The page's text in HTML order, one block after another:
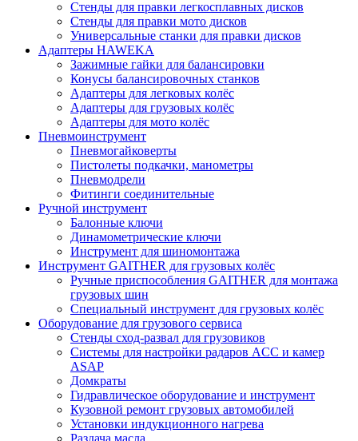
Стенды для правки легкосплавных дисков
Стенды для правки мото дисков
Универсальные станки для правки дисков
Адаптеры HAWEKA
Зажимные гайки для балансировки
Конусы балансировочных станков
Адаптеры для легковых колёс
Адаптеры для грузовых колёс
Адаптеры для мото колёс
Пневмоинструмент
Пневмогайковерты
Пистолеты подкачки, манометры
Пневмодрели
Фитинги соединительные
Ручной инструмент
Балонные ключи
Динамометрические ключи
Инструмент для шиномонтажа
Инструмент GAITHER для грузовых колёс
Ручные приспособления GAITHER для монтажа
грузовых шин
Специальный инструмент для грузовых колёс
Оборудование для грузового сервиса
Стенды сход-развал для грузовиков
Системы для настройки радаров ACC и камер
ASAP
Домкраты
Гидравлическое оборудование и инструмент
Кузовной ремонт грузовых автомобилей
Установки индукционного нагрева
Раздача масла